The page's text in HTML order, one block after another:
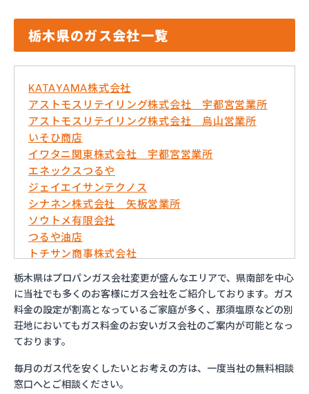
栃木県のガス会社一覧
KATAYAMA株式会社
アストモスリテイリング株式会社 宇都宮営業所
アストモスリテイリング株式会社 烏山営業所
いそひ商店
イワタニ関東株式会社 宇都宮営業所
エネックスつるや
ジェイエイサンテクノス
シナネン株式会社 矢板営業所
ソウトメ有限会社
つるや油店
トチサン商事株式会社
フジオックス株式会社 宇都宮営業所
マイシティプロパンガス
ミライフ株式会社 大田原店
烏山プロパン株式会社
烏山通運株式会社プロパンガス
益田屋プロパン有限会社
横川食販株式会社 一里販売所
栃木県はプロパンガス会社変更が盛んなエリアで、県南部を中心
に当社でも多くのお客様にガス会社をご紹介しております。ガス
料金の設定が割高となっているご家庭が多く、那須塩原などの別
荘地においてもガス料金のお安いガス会社のご案内が可能となっ
ております。
毎月のガス代を安くしたいとお考えの方は、一度当社の無料相談
窓口へとご相談ください。